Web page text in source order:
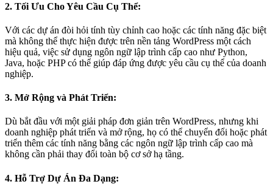
2. Tối Ưu Cho Yêu Cầu Cụ Thể:
Với các dự án đòi hỏi tính tùy chỉnh cao hoặc các tính năng đặc biệt
mà không thể thực hiện được trên nền tảng WordPress một cách
hiệu quả, việc sử dụng ngôn ngữ lập trình cấp cao như Python,
Java, hoặc PHP có thể giúp đáp ứng được yêu cầu cụ thể của doanh
nghiệp.
3. Mở Rộng và Phát Triển:
Dù bắt đầu với một giải pháp đơn giản trên WordPress, nhưng khi
doanh nghiệp phát triển và mở rộng, họ có thể chuyển đổi hoặc phát
triển thêm các tính năng bằng các ngôn ngữ lập trình cấp cao mà
không cần phải thay đổi toàn bộ cơ sở hạ tầng.
4. Hỗ Trợ Dự Án Đa Dạng: